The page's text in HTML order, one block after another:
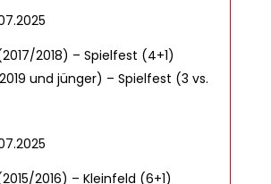
2018) – Spielfest (4+1)
und jünger) – Spielfest (3 vs.
2016) – Kleinfeld (6+1)